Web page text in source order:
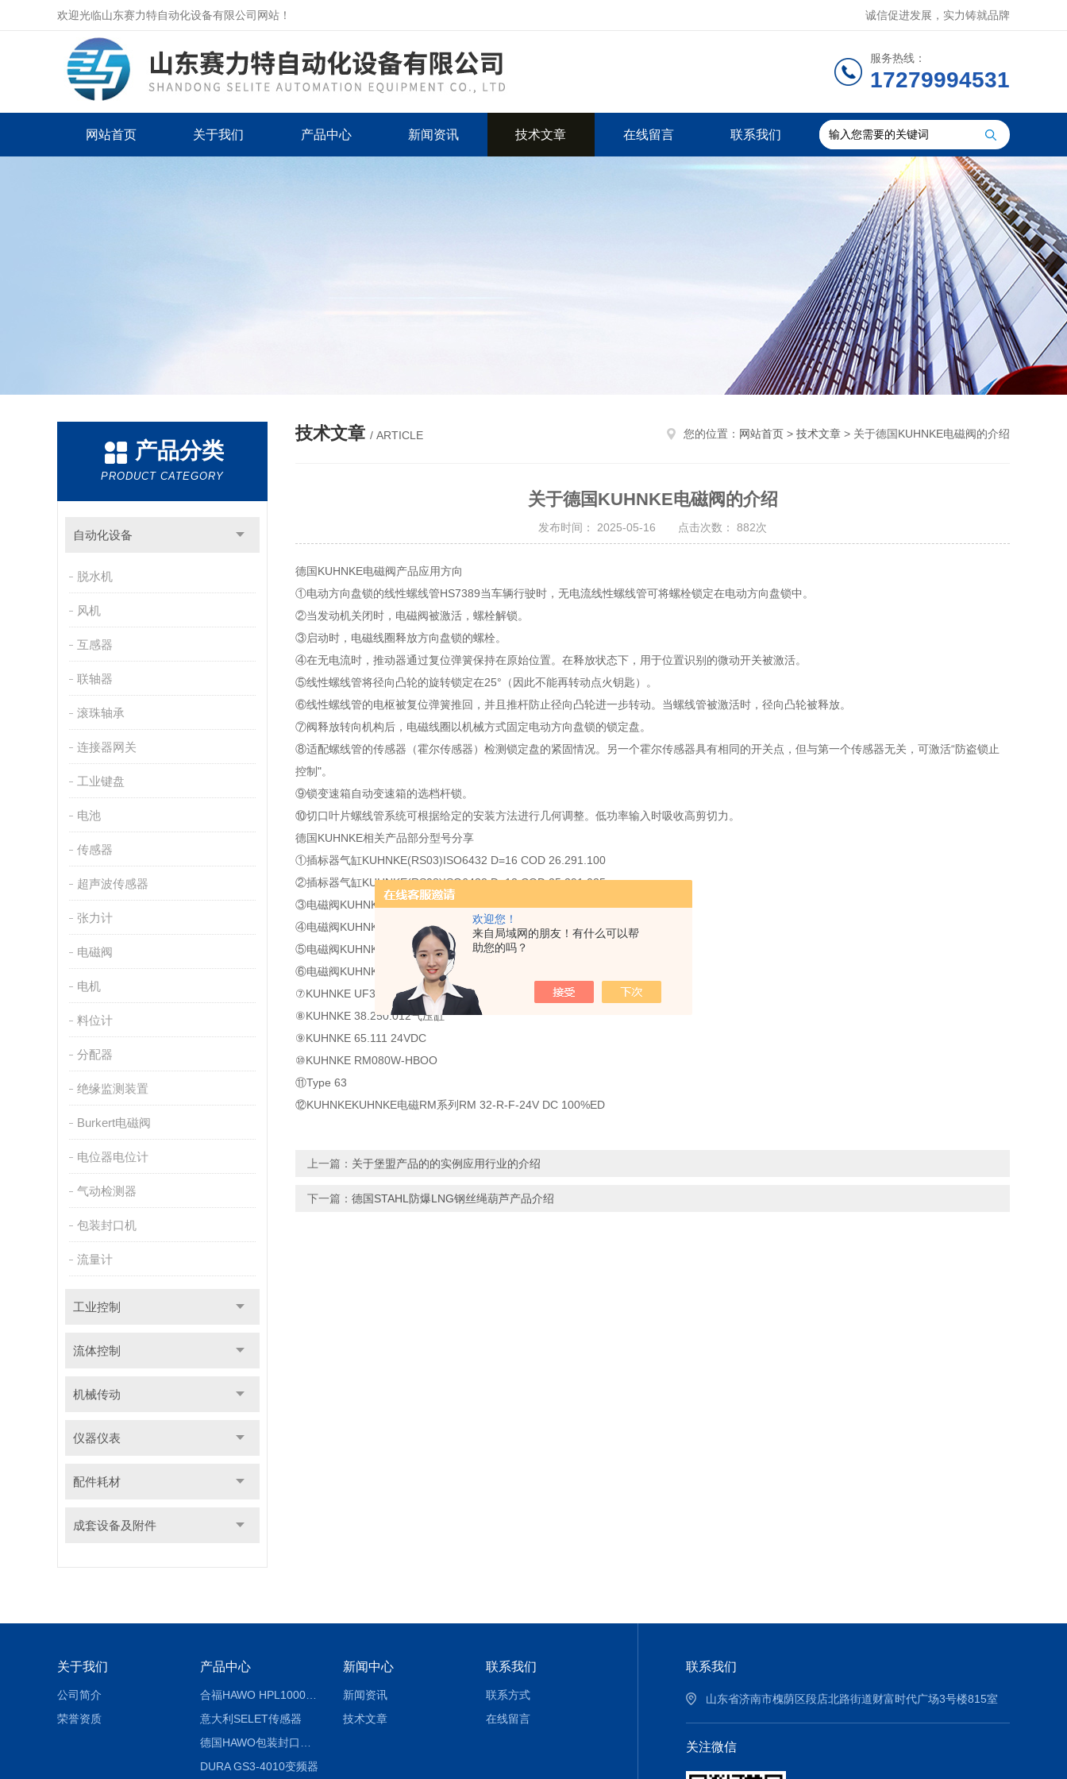
欢迎您！
来自局域网的朋友！有什么可以帮
助您的吗？
欢迎光临山东赛力特自动化设备有限公司网站！ 诚信促进发展，实力铸就品牌
服务热线：
17279994531
网站首页 关于我们 产品中心 新闻资讯 技术文章 在线留言 联系我们
产品分类
PRODUCT CATEGORY
自动化设备
脱水机
风机
互感器
联轴器
滚珠轴承
连接器网关
工业键盘
电池
传感器
超声波传感器
张力计
电磁阀
电机
料位计
分配器
绝缘监测装置
Burkert电磁阀
电位器电位计
气动检测器
包装封口机
流量计
工业控制
流体控制
机械传动
仪器仪表
配件耗材
成套设备及附件
技术文章 / ARTICLE 您的位置： 网站首页 > 技术文章 > 关于德国KUHNKE电磁阀的介绍
关于德国KUHNKE电磁阀的介绍
发布时间： 2025-05-16 点击次数： 882次
德国KUHNKE电磁阀产品应用方向
①电动方向盘锁的线性螺线管HS7389当车辆行驶时，无电流线性螺线管可将螺栓锁定在电动方向盘锁中。
②当发动机关闭时，电磁阀被激活，螺栓解锁。
③启动时，电磁线圈释放方向盘锁的螺栓。
④在无电流时，推动器通过复位弹簧保持在原始位置。在释放状态下，用于位置识别的微动开关被激活。
⑤线性螺线管将径向凸轮的旋转锁定在25°（因此不能再转动点火钥匙）。
⑥线性螺线管的电枢被复位弹簧推回，并且推杆防止径向凸轮进一步转动。当螺线管被激活时，径向凸轮被释放。
⑦阀释放转向机构后，电磁线圈以机械方式固定电动方向盘锁的锁定盘。
⑧适配螺线管的传感器（霍尔传感器）检测锁定盘的紧固情况。另一个霍尔传感器具有相同的开关点，但与第一个传感器无关，可激活“防盗锁止
控制"。
⑨锁变速箱自动变速箱的选档杆锁。
⑩切口叶片螺线管系统可根据给定的安装方法进行几何调整。低功率输入时吸收高剪切力。
德国KUHNKE相关产品部分型号分享
①插标器气缸KUHNKE(RS03)ISO6432 D=16 COD 26.291.100
②插标器气缸KUHNKE(RS08)ISO6432 D=12 COD 25.291.025
③电磁阀KUHNKE 76020100
④电磁阀KUHNKE 760479100
⑤电磁阀KUHNKE 65.111 NW1,0
⑥电磁阀KUHNKE V45-N/关键技术参数:电压:24VDC
⑦KUHNKE UF3-24VDC1自动控制器
⑧KUHNKE 38.250.012气压缸
⑨KUHNKE 65.111 24VDC
⑩KUHNKE RM080W-HBOO
⑪Type 63
⑫KUHNKEKUHNKE电磁RM系列RM 32-R-F-24V DC 100%ED
上一篇： 关于堡盟产品的的实例应用行业的介绍
下一篇： 德国STAHL防爆LNG钢丝绳葫芦产品介绍
关于我们
公司简介
荣誉资质
产品中心
合福HAWO HPL1000AS封口机
意大利SELET传感器
DURA GS3-4010变频器
新闻中心
新闻资讯
技术文章
联系我们
联系方式
在线留言
联系我们
山东省济南市槐荫区段店北路街道财富时代广场3号楼815室
关注微信